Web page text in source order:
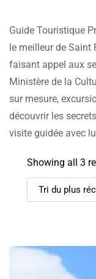
Guide Touristique
le meilleur de Saint
faisant appel aux
Ministère de la
sur mesure,
découvrir les
visite guidée avec
Showing all 3